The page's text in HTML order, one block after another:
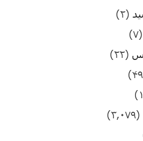
(۲)
(۷)
(۲۲)
(۳,۰۷۹)